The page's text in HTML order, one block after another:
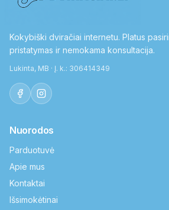
Kokybiški dviračiai internetu. Platus
pristatymas ir nemokama konsultacija.
Lukinta, MB · Į. k.: 306414349
Nuorodos
Parduotuvė
Apie mus
Kontaktai
Išsimokėtinai